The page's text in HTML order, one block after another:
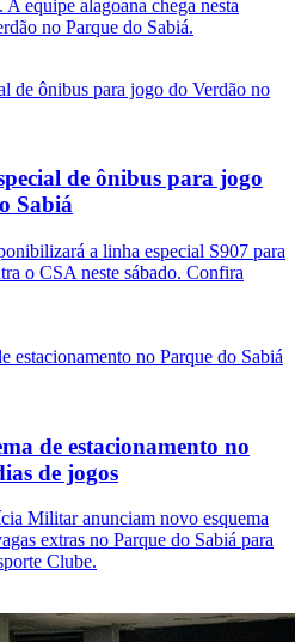
equipe alagoana chega nesta
no Parque do Sabiá.
de ônibus para jogo
Sabiá
a linha especial S907 para
o CSA neste sábado. Confira
de estacionamento no
de jogos
Militar anunciam novo esquema
extras no Parque do Sabiá para
Clube.